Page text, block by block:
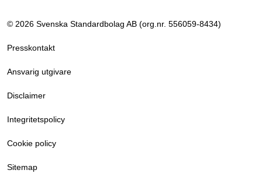
© 2026 Svenska Standardbolag AB (org.nr. 556059­-8434)
Presskontakt
Ansvarig utgivare
Disclaimer
Integritetspolicy
Cookie policy
Sitemap